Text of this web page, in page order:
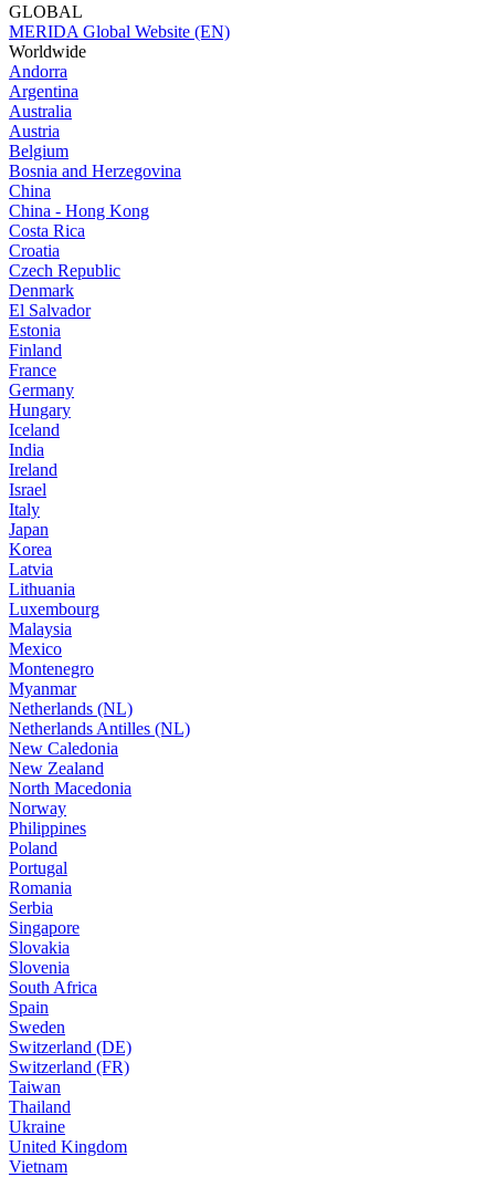
GLOBAL
MERIDA Global Website (EN)
Worldwide
Andorra
Argentina
Australia
Austria
Belgium
Bosnia and Herzegovina
China
China - Hong Kong
Costa Rica
Croatia
Czech Republic
Denmark
El Salvador
Estonia
Finland
France
Germany
Hungary
Iceland
India
Ireland
Israel
Italy
Japan
Korea
Latvia
Lithuania
Luxembourg
Malaysia
Mexico
Montenegro
Myanmar
Netherlands (NL)
Netherlands Antilles (NL)
New Caledonia
New Zealand
North Macedonia
Norway
Philippines
Poland
Portugal
Romania
Serbia
Singapore
Slovakia
Slovenia
South Africa
Spain
Sweden
Switzerland (DE)
Switzerland (FR)
Taiwan
Thailand
Ukraine
United Kingdom
Vietnam